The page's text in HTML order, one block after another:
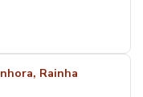
Rainha